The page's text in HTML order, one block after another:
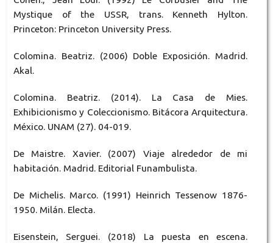
Mystique of the USSR, trans. Kenneth Hylton.
Princeton: Princeton University Press.
Colomina. Beatriz. (2006) Doble Exposición. Madrid.
Akal.
Colomina. Beatriz. (2014). La Casa de Mies.
Exhibicionismo y Coleccionismo. Bitácora Arquitectura.
México. UNAM (27). 04-019.
De Maistre. Xavier. (2007) Viaje alrededor de mi
habitación. Madrid. Editorial Funambulista.
De Michelis. Marco. (1991) Heinrich Tessenow 1876-
1950. Milán. Electa.
Eisenstein, Serguei. (2018) La puesta en escena.